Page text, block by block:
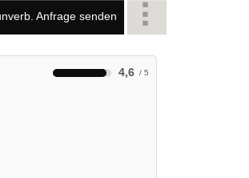
Anfrage senden
4,6